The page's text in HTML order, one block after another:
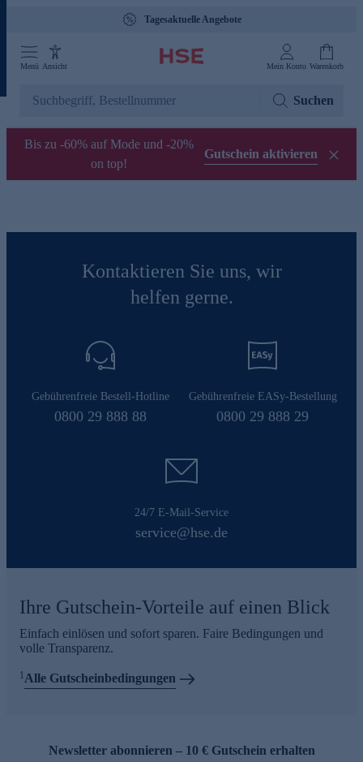
Tagesaktuelle Angebote
Menü Ansicht Mein Konto Warenkorb
Suchen
Bis zu -60% auf Mode und -20%
on top!
Gutschein aktivieren
Kontaktieren Sie uns, wir
helfen gerne.
Gebührenfreie Bestell-Hotline
0800 29 888 88
Gebührenfreie EASy-Bestellung
0800 29 888 29
24/7 E-Mail-Service
service@hse.de
Ihre Gutschein-Vorteile auf einen Blick
Einfach einlösen und sofort sparen. Faire Bedingungen und
volle Transparenz.
1Alle Gutscheinbedingungen
Newsletter abonnieren – 10 € Gutschein erhalten